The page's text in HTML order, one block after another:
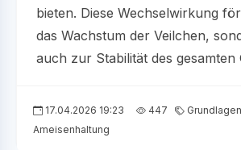
bieten. Diese Wechselwirkung
das Wachstum der Veilchen,
auch zur Stabilität des gesamten
17.04.2026 19:23 447
Ameisenhaltung